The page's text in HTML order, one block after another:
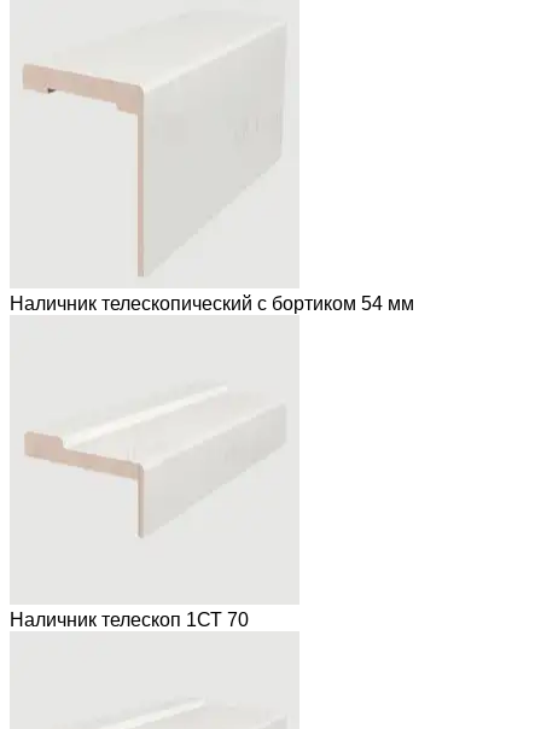
Наличник телескопический с бортиком 54 мм
Наличник телескоп 1СТ 70